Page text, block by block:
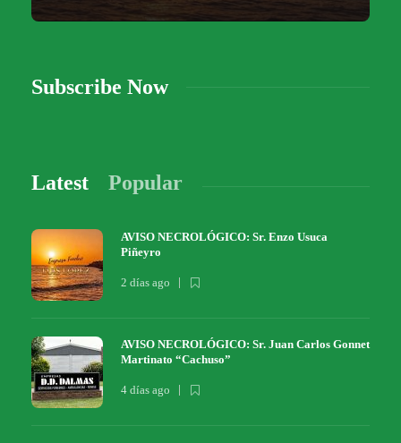
Subscribe Now
Latest Popular
AVISO NECROLÓGICO: Sr. Enzo Usuca
Piñeyro
2 días ago
AVISO NECROLÓGICO: Sr. Juan Carlos Gonnet
Martinato “Cachuso”
4 días ago